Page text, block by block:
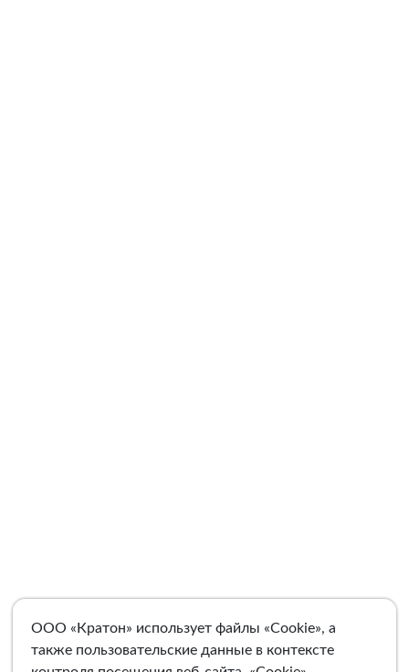
ООО «Кратон» использует файлы «Cookie», а
также пользовательские данные в контексте